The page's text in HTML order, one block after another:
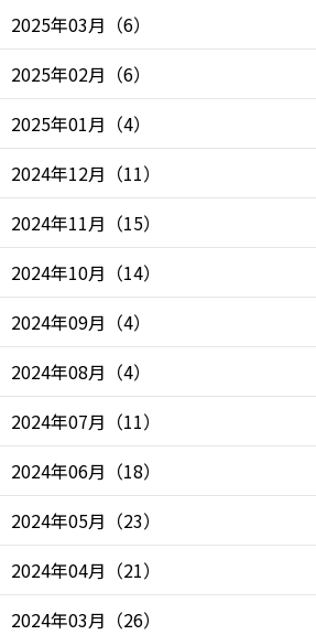
2025年03月 （6）
2025年02月 （6）
2025年01月 （4）
2024年12月 （11）
2024年11月 （15）
2024年10月 （14）
2024年09月 （4）
2024年08月 （4）
2024年07月 （11）
2024年06月 （18）
2024年05月 （23）
2024年04月 （21）
2024年03月 （26）